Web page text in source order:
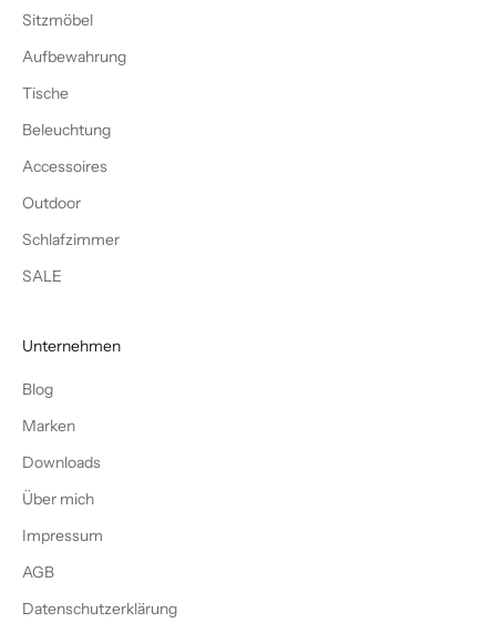
Sitzmöbel
Aufbewahrung
Tische
Beleuchtung
Accessoires
Outdoor
Schlafzimmer
SALE
Unternehmen
Blog
Marken
Downloads
Über mich
Impressum
AGB
Datenschutzerklärung